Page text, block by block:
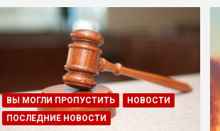
ВЫ МОГЛИ ПРОПУСТИТЬ
НОВОСТИ
ПОСЛЕДНИЕ НОВОСТИ